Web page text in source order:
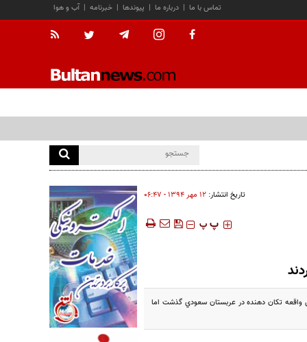
آب و هوا | خبرنامه | پیوندها | درباره ما | تماس با ما
تاریخ انتشار: ۱۲ مهر ۱۳۹۴ - ۰۶:۴۷
‍‍‍ پ پ
مطهر شهداي ايراني در فاجعه منا روز گذشته بر زمين نشست و 11 روز از وقوع اين واقعه تكان دهنده در عربستان سعودي گذشت اما